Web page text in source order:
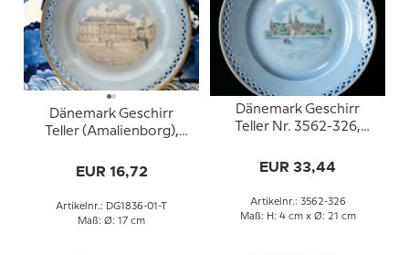
Dänemark Geschirr
Teller (Amalienborg),
EUR 16,72
Artikelnr.: DG1836-01-T
Maß: Ø: 17 cm
Dänemark Geschirr
Teller Nr. 3562-326,
EUR 33,44
Artikelnr.: 3562-326
Maß: H: 4 cm x Ø: 21 cm